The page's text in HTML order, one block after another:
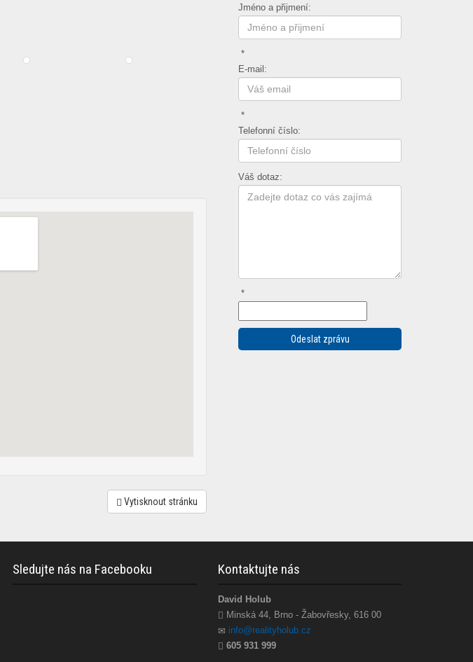
Vytisknout stránku
Jméno a přijmení:
*
E-mail:
*
Telefonní číslo:
Váš dotaz:
*
Odeslat zprávu
Sledujte nás na Facebooku Kontaktujte nás
David Holub
Minská 44, Brno - Žabovřesky, 616 00
info@realityholub.cz
605 931 999